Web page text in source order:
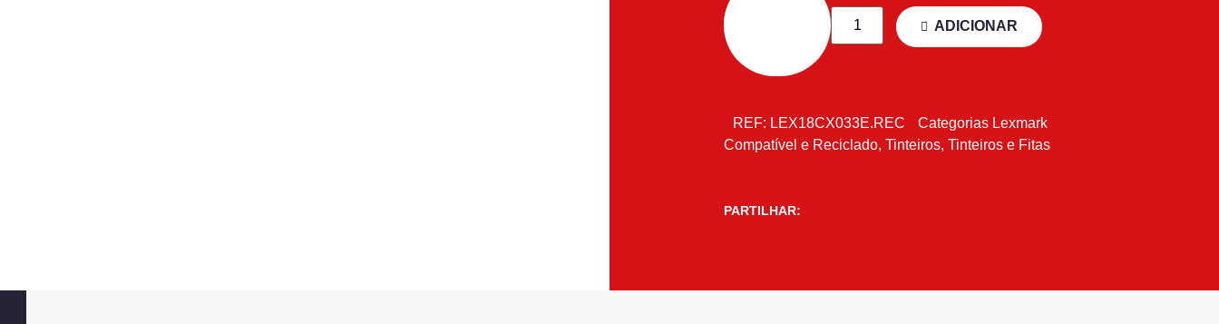
ADICIONAR
REF: LEX18CX033E.REC Categorias Lexmark
Compatível e Reciclado, Tinteiros, Tinteiros e Fitas
PARTILHAR: